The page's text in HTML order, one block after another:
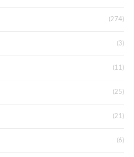
(274)
(3)
(11)
(25)
(21)
(6)